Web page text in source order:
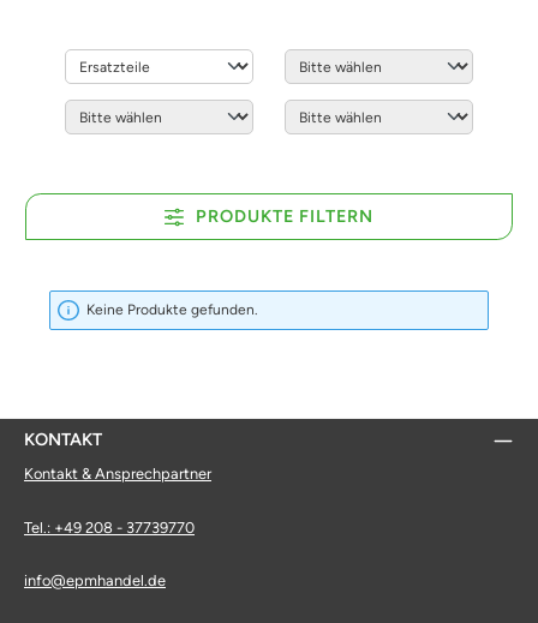
PRODUKTE FILTERN
Keine Produkte gefunden.
KONTAKT
Kontakt & Ansprechpartner
Tel.: +49 208 - 37739770
info@epmhandel.de